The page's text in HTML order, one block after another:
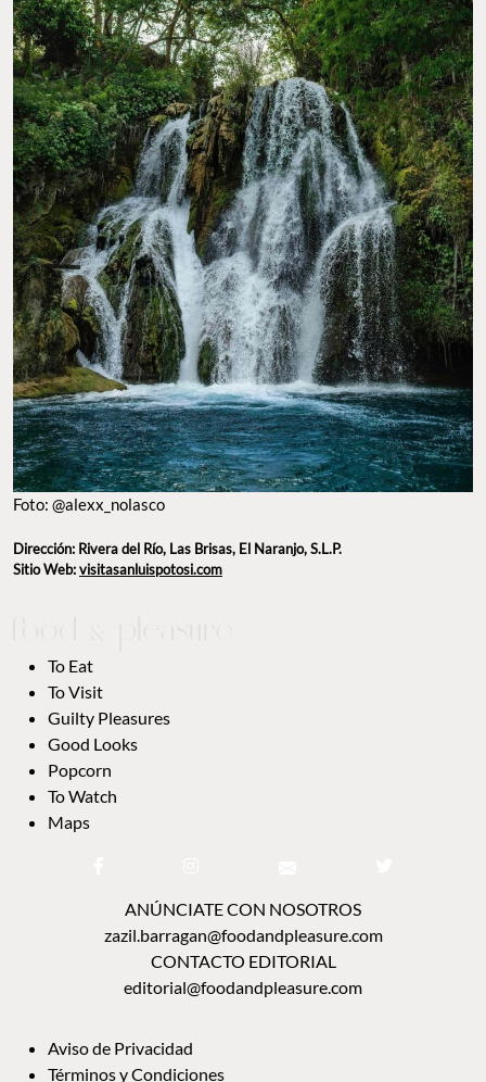
Foto: @alexx_nolasco
Dirección: Rivera del Río, Las Brisas, El Naranjo, S.L.P.
Sitio Web:visitasanluispotosi.com
To Eat
To Visit
Guilty Pleasures
Good Looks
Popcorn
To Watch
Maps
ANÚNCIATE CON NOSOTROS
zazil.barragan@foodandpleasure.com
CONTACTO EDITORIAL
editorial@foodandpleasure.com
Aviso de Privacidad
Términos y Condiciones